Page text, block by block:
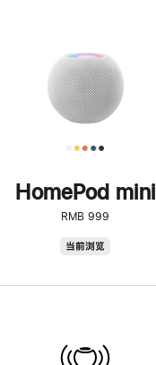
HomePod mini
RMB 999
当前浏览